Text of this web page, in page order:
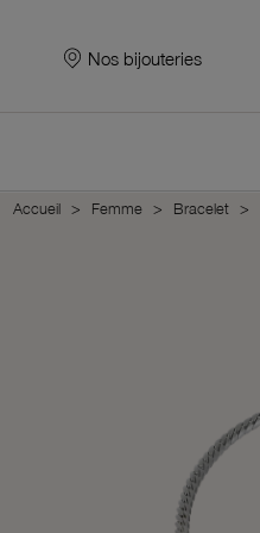
Nos bijouteries
Accueil Femme Bracelet